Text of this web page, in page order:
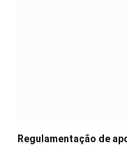
Regulamentação de